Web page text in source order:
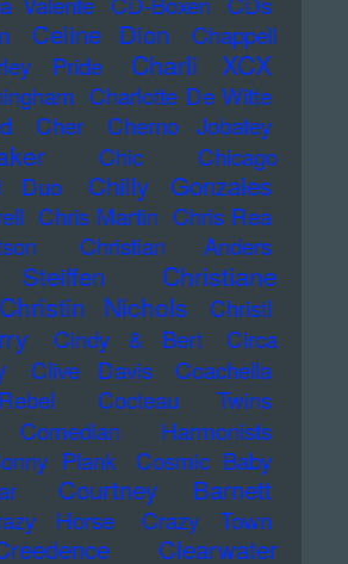
Celine Dion
Chappell
Pride Charli XCX
Charlotte De Witte
Cher Cherno Jobatey
Chic
Chicago
Duo
Chilly Gonzales
Chris Martin Chris Rea
Christian Anders
Christiane
Christin Nichols Christl
Cindy & Bert
Circa
Clive Davis
Coachella
Cocteau Twins
Comedian Harmonists
Plank
Cosmic Baby
Courtney Barnett
Horse Crazy Town
Clearwater